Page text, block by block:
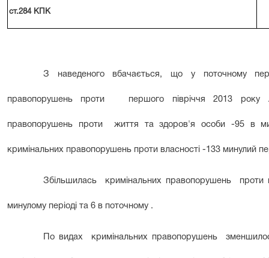
ст.284 КПК
З наведеного вбачається, що у поточному
правопорушень проти першого півріччя 2013 року
правопорушень проти життя та здоров'я особи -95 в
кримінальних правопорушень проти власності -133 минулий
Збільшилась кримінальних правопорушень
минулому періоді та 6 в поточному .
По видах кримінальних правопорушень